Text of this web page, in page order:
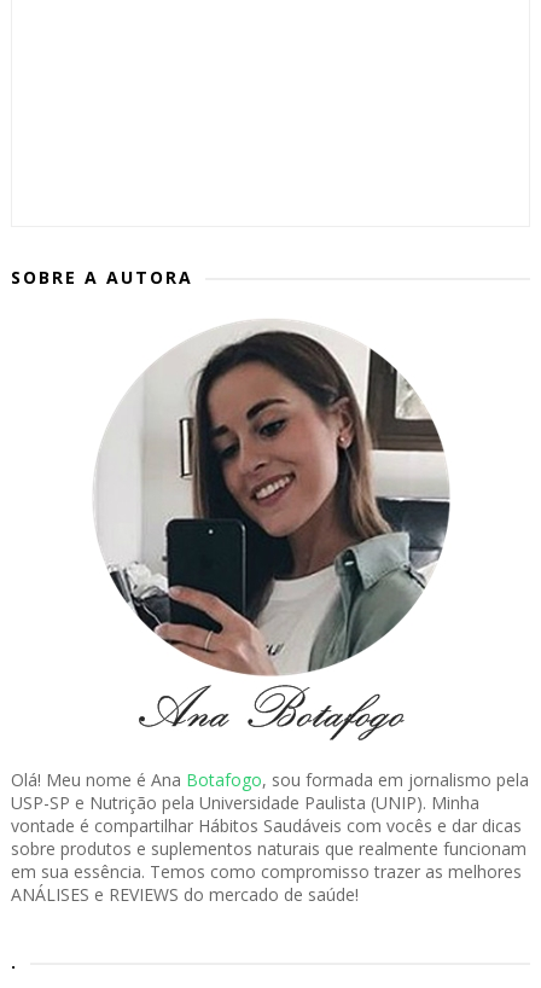
SOBRE A AUTORA
Olá! Meu nome é Ana Botafogo, sou formada em jornalismo pela
USP-SP e Nutrição pela Universidade Paulista (UNIP). Minha
vontade é compartilhar Hábitos Saudáveis com vocês e dar dicas
sobre produtos e suplementos naturais que realmente funcionam
em sua essência. Temos como compromisso trazer as melhores
ANÁLISES e REVIEWS do mercado de saúde!
.